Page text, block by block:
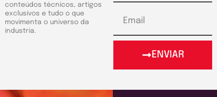
conteúdos técnicos, artigos
exclusivos e tudo o que
movimenta o universo da
industria.
ENVIAR